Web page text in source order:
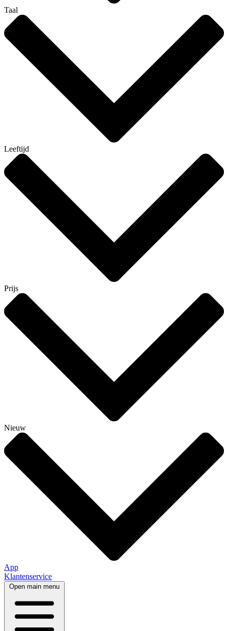
Taal
Leeftijd
Prijs
Nieuw
App
Klantenservice
Open main menu